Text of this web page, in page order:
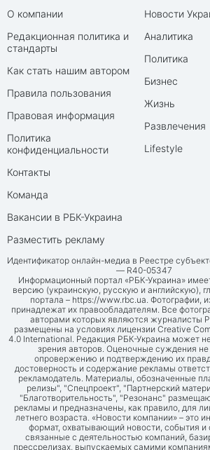
О компании
Редакционная политика и
стандарты
Как стать нашим автором
Правила пользования
Правовая информация
Политика
конфиденциальности
Контакты
Команда
Вакансии в РБК-Украина
Разместить рекламу
Новости
Аналитика
Политика
Бизнес
Жизнь
Развлечения
Lifestyle
Идентификатор онлайн-медиа в Реестре
— R40-05347
Информационный портал «РБК-Украина»
версию (украинскую, русскую и английскую),
портала – https://www.rbc.ua. Фотографии,
принадлежат их правообладателям. Все
авторами которых являются журналисты
размещены на условиях лицензии Creative
4.0 International. Редакция РБК-Украина может
зрения авторов. Оценочные суждения
опровержению и подтверждению их
достоверность и содержание рекламы
рекламодатель. Материалы, обозначенные
релизы", "Спецпроект", "Партнерский
"Благотворительность", "Резонанс"
рекламы и предназначены, как правило, для
летнего возраста. «Новости компании» – это
формат, охватывающий новости, события и
связанные с деятельностью компаний,
прессрелизах, выпускаемых самими